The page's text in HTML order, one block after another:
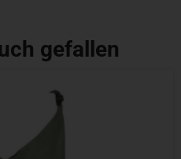
gefallen